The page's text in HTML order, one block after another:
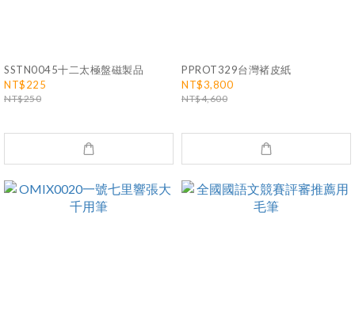
SSTN0045十二太極盤磁製品
NT$225
NT$250
PPROT329台灣褚皮紙
NT$3,800
NT$4,600